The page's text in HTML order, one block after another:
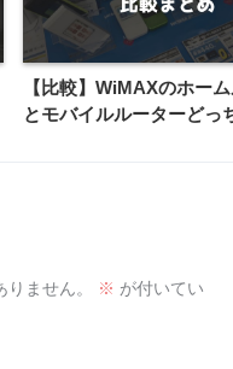
【比較】WiMAXのホー
とモバイルルーターどっ
ません。 ※ が付いてい